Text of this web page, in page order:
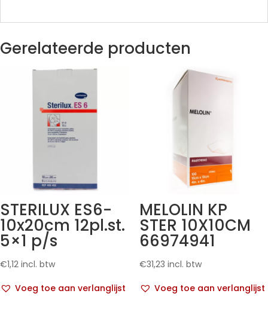
Gerelateerde producten
STERILUX ES6-
10x20cm 12pl.st.
5×1 p/s
€1,12 incl. btw
Voeg toe aan verlanglijst
MELOLIN KP
STER 10X10CM
66974941
€31,23 incl. btw
Voeg toe aan verlanglijst